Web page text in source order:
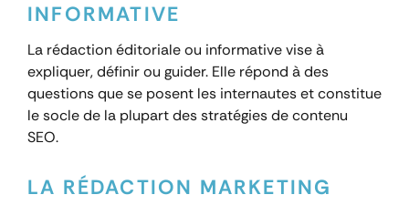
INFORMATIVE
La rédaction éditoriale ou informative vise à
expliquer, définir ou guider. Elle répond à des
questions que se posent les internautes et constitue
le socle de la plupart des stratégies de contenu
SEO.
LA RÉDACTION MARKETING